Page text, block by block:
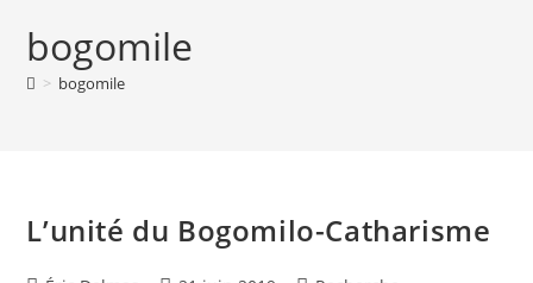
bogomile
> bogomile
L’unité du Bogomilo-Catharisme